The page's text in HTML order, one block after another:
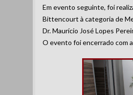
Em evento seguinte, foi
Bittencourt à categoria de
Dr. Maurício José Lopes
O evento foi encerrado com